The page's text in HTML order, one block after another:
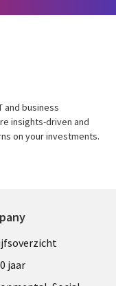
and business
insights-driven and
on your investments.
jaar